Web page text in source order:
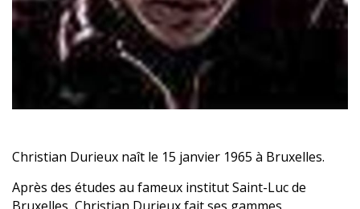
Christian Durieux naît le 15 janvier 1965 à Bruxelles.
Après des études au fameux institut Saint-Luc de